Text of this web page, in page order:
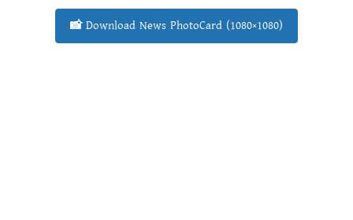
📸 Download News PhotoCard (1080×1080)